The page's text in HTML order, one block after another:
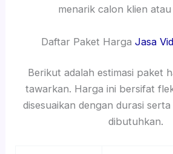
menarik calon klien
Daftar Paket Harga Jasa
Berikut adalah estimasi paket
tawarkan. Harga ini bersifat
disesuaikan dengan durasi
dibutuhkan.